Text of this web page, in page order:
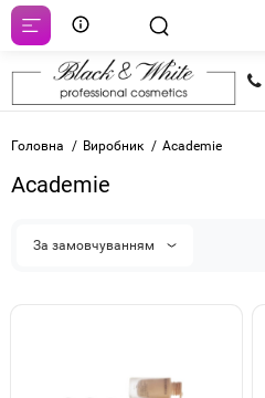
Головна Виробник Academie
Academie
За замовчуванням